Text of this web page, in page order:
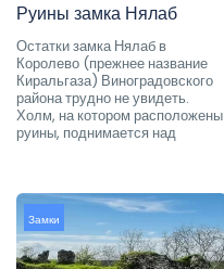
Руины замка Нялаб
Остатки замка Нялаб в
Королево (прежнее название
Киральгаза) Виноградовского
района трудно не увидеть.
Холм, на котором расположены
руины, поднимается над
Замки